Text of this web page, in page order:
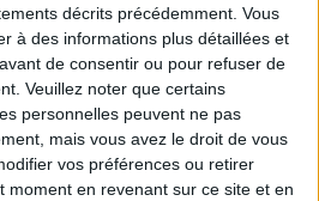
décrits précédemment. Vous
à des informations plus détaillées et
de consentir ou pour refuser de
Veuillez noter que certains
personnelles peuvent ne pas
mais vous avez le droit de vous
vos préférences ou retirer
moment en revenant sur ce site et en
DEVEZ FAIRE À PARIS EN AOÛT